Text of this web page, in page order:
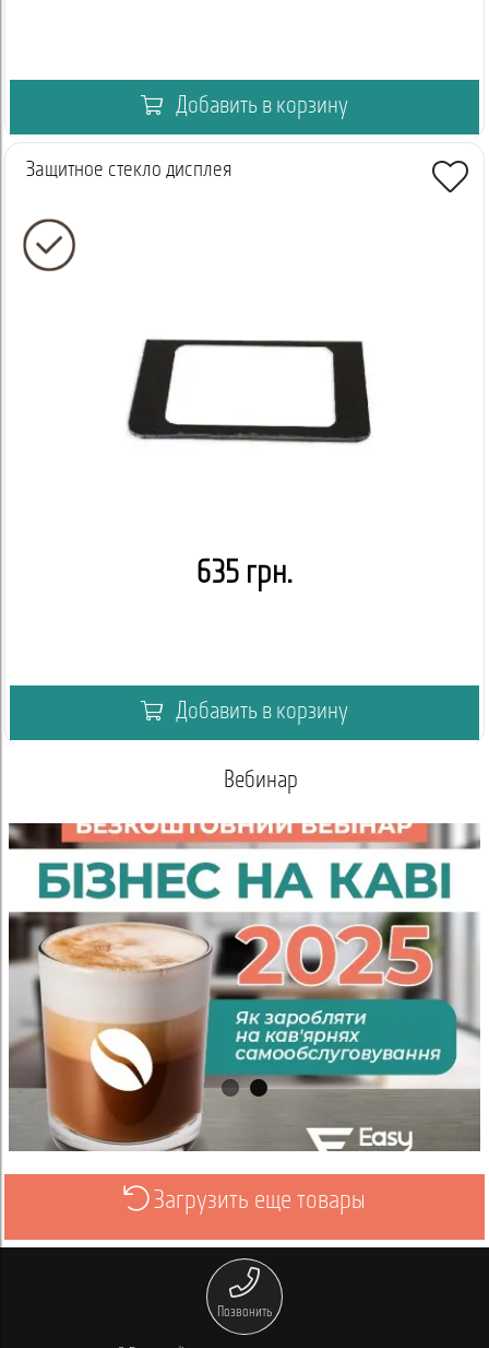
Добавить в корзину
Защитное стекло дисплея
635 грн.
Добавить в корзину
Вебинар
Просмотреть
Загрузить еще товары
Позвонить